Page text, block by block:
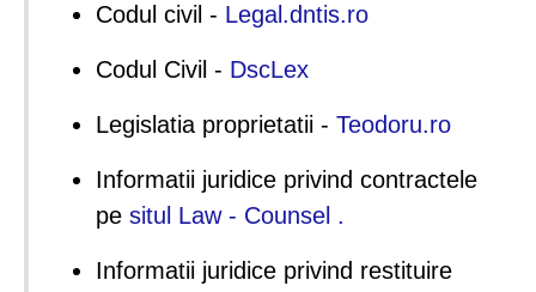
Codul civil - Legal.dntis.ro
Codul Civil - DscLex
Legislatia proprietatii - Teodoru.ro
Informatii juridice privind contractele
pe situl Law - Counsel .
Informatii juridice privind restituire